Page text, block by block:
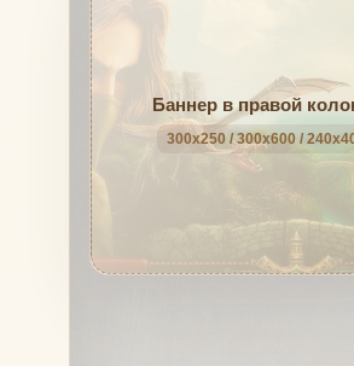
Баннер в правой
300x250 / 300x600 /